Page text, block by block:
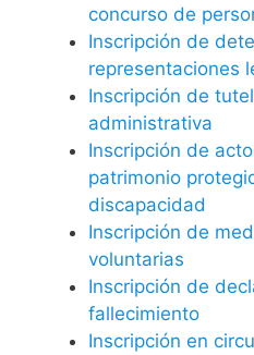
concurso de
Inscripción de
representaciones
Inscripción de
administrativa
Inscripción de
patrimonio
discapacidad
Inscripción de
voluntarias
Inscripción de
fallecimiento
Inscripción en